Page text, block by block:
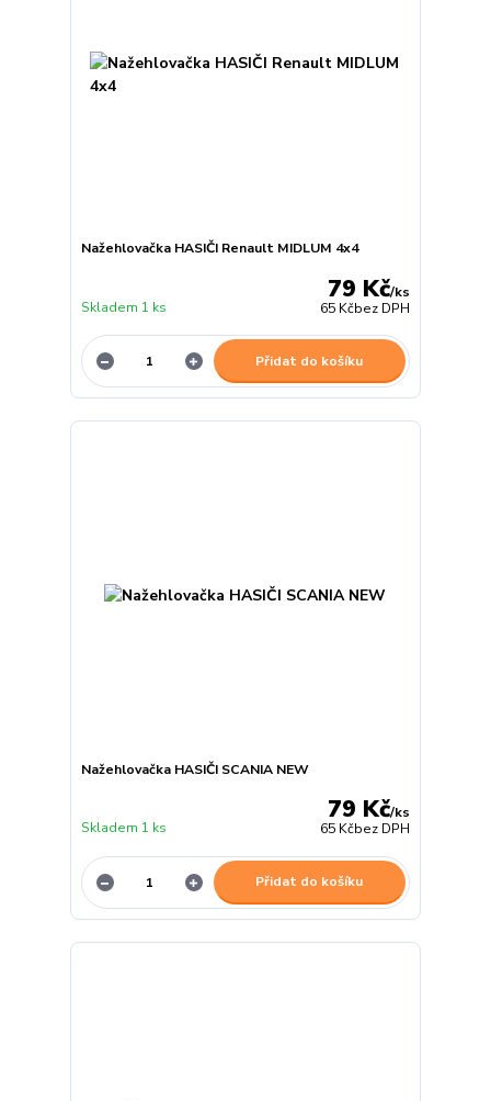
Nažehlovačka HASIČI Renault MIDLUM 4x4
79 Kč/ks
65 Kčbez DPH
Skladem 1 ks
Přidat do košíku
Nažehlovačka HASIČI SCANIA NEW
79 Kč/ks
65 Kčbez DPH
Skladem 1 ks
Přidat do košíku